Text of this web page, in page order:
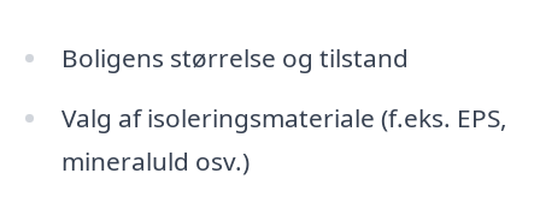
Boligens størrelse og tilstand
Valg af isoleringsmateriale (f.eks. EPS,
mineraluld osv.)